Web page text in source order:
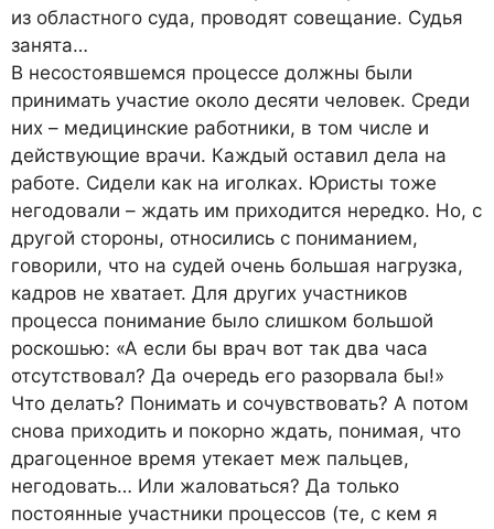
из областного суда, проводят совещание. Судья
занята…
В несостоявшемся процессе должны были
принимать участие около десяти человек. Среди
них – медицинские работники, в том числе и
действующие врачи. Каждый оставил дела на
работе. Сидели как на иголках. Юристы тоже
негодовали – ждать им приходится нередко. Но, с
другой стороны, относились с пониманием,
говорили, что на судей очень большая нагрузка,
кадров не хватает. Для других участников
процесса понимание было слишком большой
роскошью: «А если бы врач вот так два часа
отсутствовал? Да очередь его разорвала бы!»
Что делать? Понимать и сочувствовать? А потом
снова приходить и покорно ждать, понимая, что
драгоценное время утекает меж пальцев,
негодовать… Или жаловаться? Да только
постоянные участники процессов (те, с кем я